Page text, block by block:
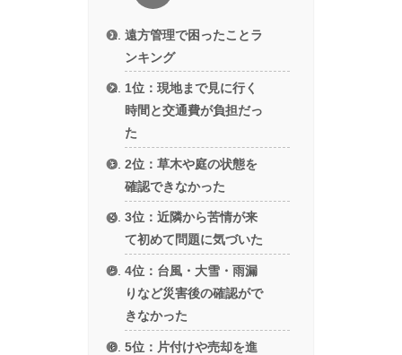
遠方管理で困ったことラ
ンキング
1位：現地まで見に行く
時間と交通費が負担だっ
た
2位：草木や庭の状態を
確認できなかった
3位：近隣から苦情が来
て初めて問題に気づいた
4位：台風・大雪・雨漏
りなど災害後の確認がで
きなかった
5位：片付けや売却を進